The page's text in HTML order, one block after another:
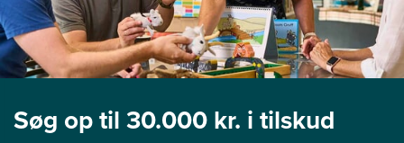
Søg op til 30.000 kr. i tilskud